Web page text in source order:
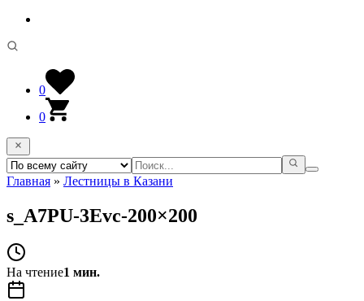
0
0
Главная » Лестницы в Казани
s_A7PU-3Evc-200×200
На чтение1 мин.